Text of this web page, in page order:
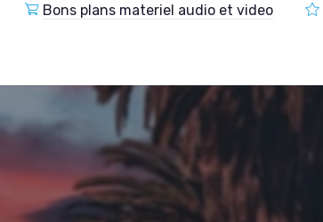
Bons plans materiel audio et video